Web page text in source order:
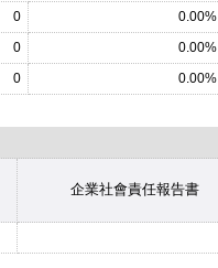
0
0.00%
0
0.00%
0
0.00%
企業社會責任報告書